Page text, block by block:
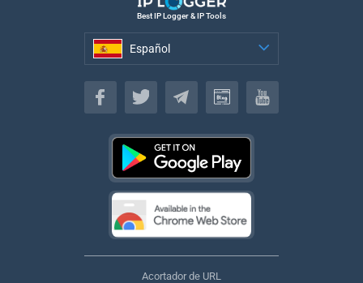
Best IP Logger & IP Tools
Español
Español
Acortador de URL